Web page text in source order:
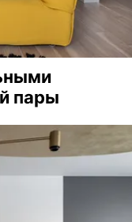
пары